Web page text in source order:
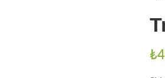
₺